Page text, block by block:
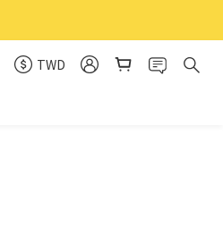
TWD